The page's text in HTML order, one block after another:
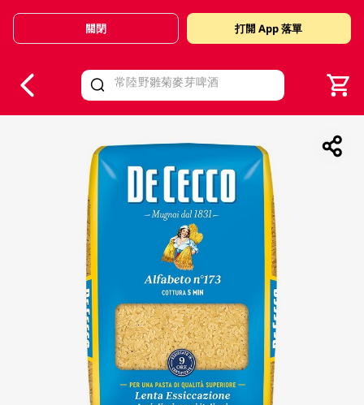
Valid Until 30 June 2026
關閉 打開 App 落單